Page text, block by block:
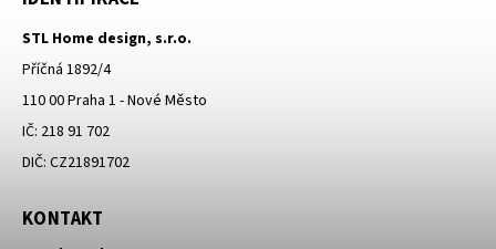
STL Home design, s.r.o.
Příčná 1892/4
110 00 Praha 1 - Nové Město
IČ: 218 91 702
DIČ: CZ21891702
KONTAKT